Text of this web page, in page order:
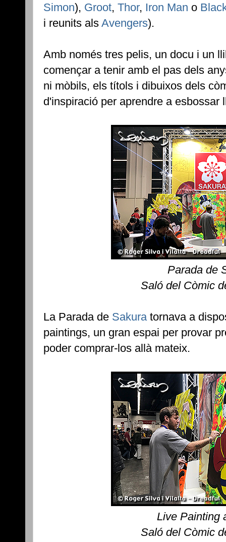
Simon), Groot, Thor, Iron Man o
i reunits als Avengers).
Amb només tres pelis, un docu i un
començar a tenir amb el pas dels
ni mòbils, els títols i dibuixos dels
d'inspiració per aprendre a esbossar
Parada de
Saló del Còmic
La Parada de Sakura tornava a
paintings, un gran espai per provar
poder comprar-los allà mateix.
Live Painting
Saló del Còmic